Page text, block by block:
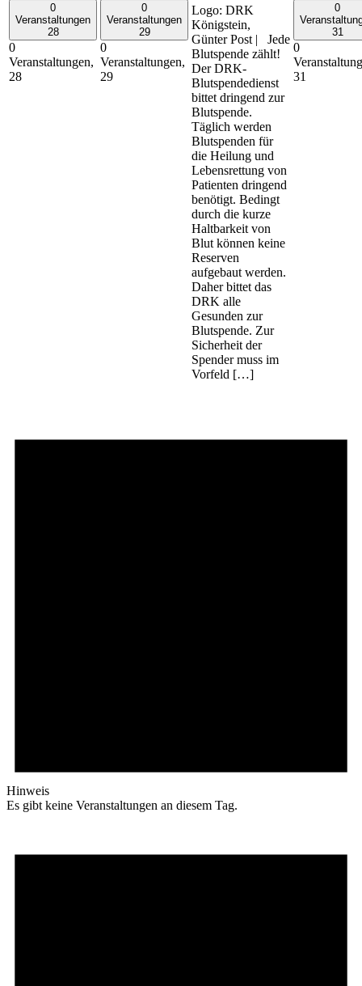
0
Veranstaltungen
28
0
Veranstaltungen,
28
0
Veranstaltungen
29
0
Veranstaltungen,
29
Logo: DRK
Königstein,
Günter Post | Jede
Blutspende zählt!
Der DRK-
Blutspendedienst
bittet dringend zur
Blutspende.
Täglich werden
Blutspenden für
die Heilung und
Lebensrettung von
Patienten dringend
benötigt. Bedingt
durch die kurze
Haltbarkeit von
Blut können keine
Reserven
aufgebaut werden.
Daher bittet das
DRK alle
Gesunden zur
Blutspende. Zur
Sicherheit der
Spender muss im
Vorfeld […]
0
31
0
31
Hinweis
Es gibt keine Veranstaltungen an diesem Tag.